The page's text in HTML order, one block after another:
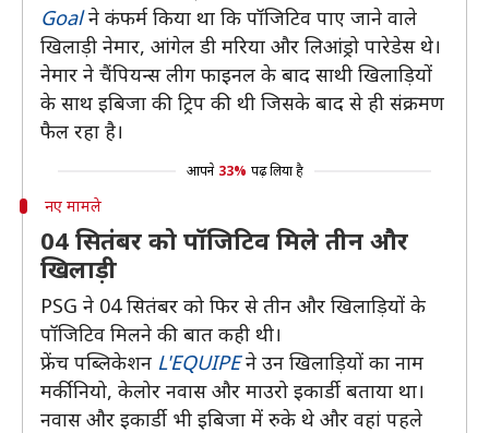
Goalने कंफर्म किया था कि पॉजिटिव पाए जाने वाले
खिलाड़ी नेमार, आंगेल डी मरिया और लिआंड्रो पारेडेस थे।
नेमार ने चैंपियन्स लीग फाइनल के बाद साथी खिलाड़ियों
के साथ इबिजा की ट्रिप की थी जिसके बाद से ही संक्रमण
फैल रहा है।
आपने 33% पढ़ लिया है
नए मामले
04 सितंबर को पॉजिटिव मिले तीन और
खिलाड़ी
PSG ने 04 सितंबर को फिर से तीन और खिलाड़ियों के
पॉजिटिव मिलने की बात कही थी।
फ्रेंच पब्लिकेशन L'EQUIPE ने उन खिलाड़ियों का नाम
मर्कीनियो, केलोर नवास और माउरो इकार्डी बताया था।
नवास और इकार्डी भी इबिजा में रुके थे और वहां पहले